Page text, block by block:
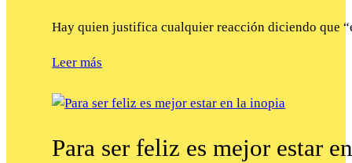
Hay quien justifica cualquier reacción diciendo que
Leer más
Para ser feliz es mejor estar